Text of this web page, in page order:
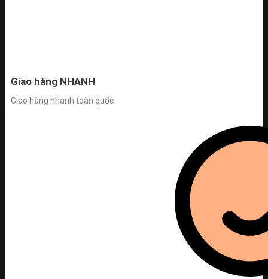
Giao hàng NHANH
Giao hàng nhanh toàn quốc